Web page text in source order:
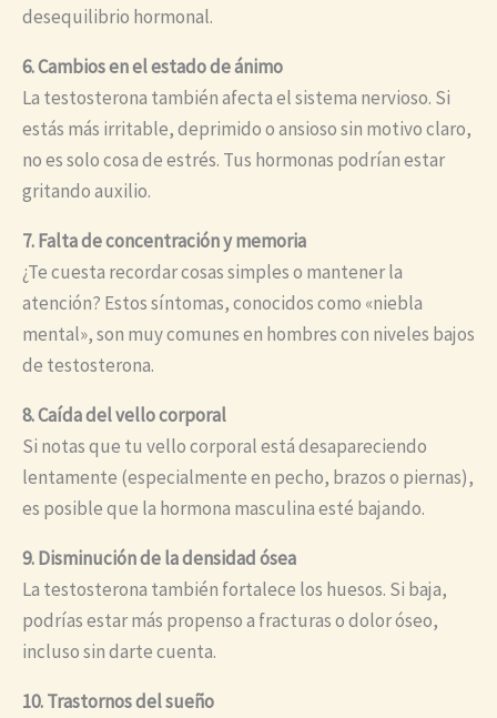
desequilibrio hormonal.
6. Cambios en el estado de ánimo
La testosterona también afecta el sistema nervioso. Si
estás más irritable, deprimido o ansioso sin motivo claro,
no es solo cosa de estrés. Tus hormonas podrían estar
gritando auxilio.
7. Falta de concentración y memoria
¿Te cuesta recordar cosas simples o mantener la
atención? Estos síntomas, conocidos como «niebla
mental», son muy comunes en hombres con niveles bajos
de testosterona.
8. Caída del vello corporal
Si notas que tu vello corporal está desapareciendo
lentamente (especialmente en pecho, brazos o piernas),
es posible que la hormona masculina esté bajando.
9. Disminución de la densidad ósea
La testosterona también fortalece los huesos. Si baja,
podrías estar más propenso a fracturas o dolor óseo,
incluso sin darte cuenta.
10. Trastornos del sueño